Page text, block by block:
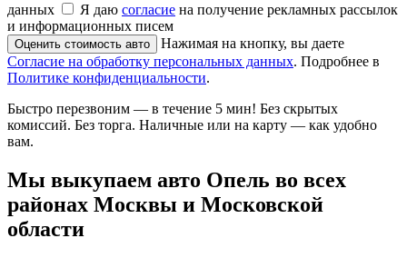
данных
Я даю согласие на получение рекламных рассылок
и информационных писем
Оценить стоимость авто
Нажимая на кнопку, вы даете
Согласие на обработку персональных данных. Подробнее в
Политике конфиденциальности.
Быстро перезвоним — в течение 5 мин! Без скрытых
комиссий. Без торга. Наличные или на карту — как удобно
вам.
Мы выкупаем авто Опель во всех
районах Москвы и Московской
области